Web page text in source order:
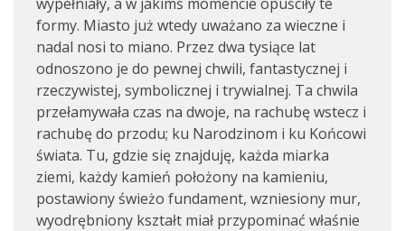
formy. Miasto już wtedy uważano za wieczne i
nadal nosi to miano. Przez dwa tysiące lat
odnoszono je do pewnej chwili, fantastycznej i
rzeczywistej, symbolicznej i trywialnej. Ta chwila
przełamywała czas na dwoje, na rachubę wstecz i
rachubę do przodu; ku Narodzinom i ku Końcowi
świata. Tu, gdzie się znajduję, każda miarka
ziemi, każdy kamień położony na kamieniu,
postawiony świeżo fundament, wzniesiony mur,
wyodrębniony kształt miał przypominać właśnie